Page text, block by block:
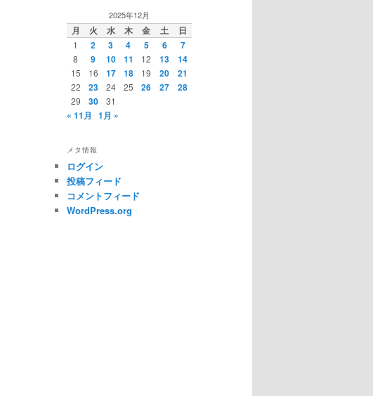
2025年12月
月 火 水 木 金 土 日
1 2 3 4 5 6 7
8 9 10 11 12 13 14
15 16 17 18 19 20 21
22 23 24 25 26 27 28
29 30 31
« 11月 1月 »
メタ情報
ログイン
投稿フィード
コメントフィード
WordPress.org